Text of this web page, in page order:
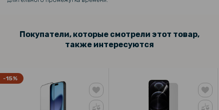
Покупатели, которые смотрели этот товар,
также интересуются
-15%